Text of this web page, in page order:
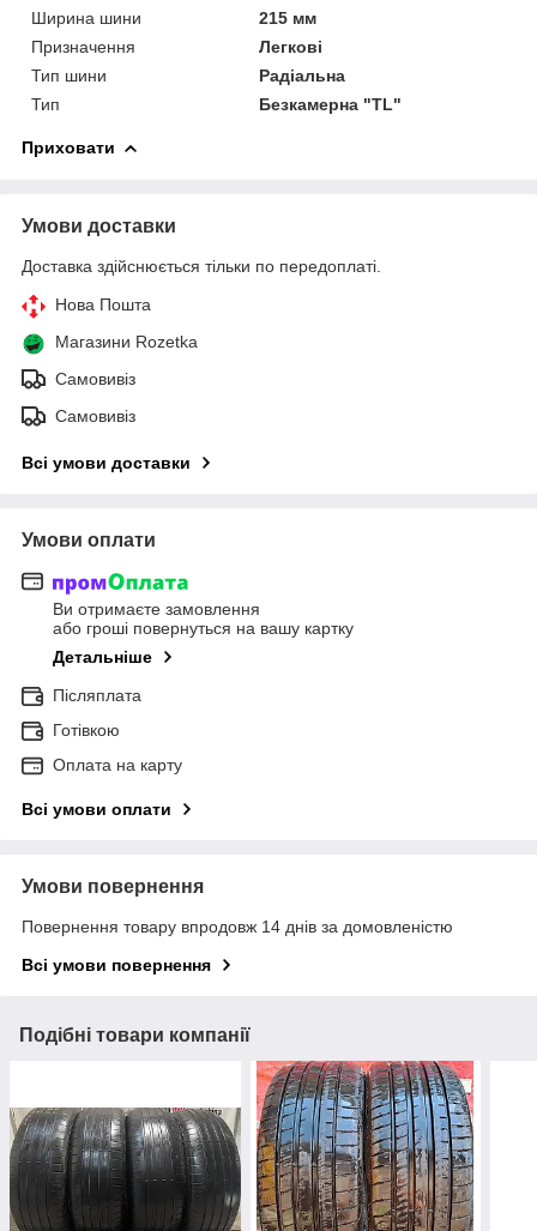
Ширина шини
215 мм
Призначення
Легкові
Тип шини
Радіальна
Тип
Безкамерна "TL"
Приховати
Умови доставки
Доставка здійснюється тільки по передоплаті.
Нова Пошта
Магазини Rozetka
Самовивіз
Самовивіз
Всі умови доставки
Умови оплати
Ви отримаєте замовлення
або гроші повернуться на вашу картку
Детальніше
Післяплата
Готівкою
Оплата на карту
Всі умови оплати
Умови повернення
Повернення товару впродовж 14 днів за домовленістю
Всі умови повернення
Подібні товари компанії